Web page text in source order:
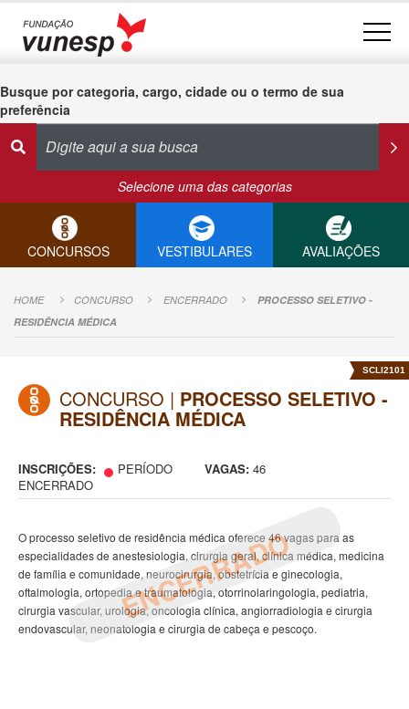
Busque por categoria, cargo, cidade ou o termo de sua
preferência
Selecione uma das categorias
CONCURSOS VESTIBULARES AVALIAÇÕES
HOME CONCURSO ENCERRADO
PROCESSO SELETIVO -
RESIDÊNCIA MÉDICA
SCLI2101
CONCURSO | PROCESSO SELETIVO -
RESIDÊNCIA MÉDICA
INSCRIÇÕES:
PERÍODO
ENCERRADO
VAGAS: 46
ENCERRADO
O processo seletivo de residência médica oferece 46 vagas para as
especialidades de anestesiologia, cirurgia geral, clínica médica, medicina
de família e comunidade, neurocirurgia, obstetrícia e ginecologia,
oftalmologia, ortopedia e traumatologia, otorrinolaringologia, pediatria,
cirurgia vascular, urologia, oncologia clínica, angiorradiologia e cirurgia
endovascular, neonatologia e cirurgia de cabeça e pescoço.